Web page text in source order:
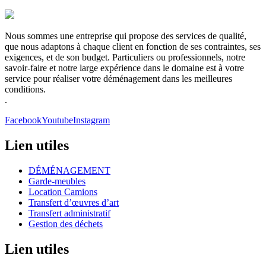
Nous sommes une entreprise qui propose des services de qualité,
que nous adaptons à chaque client en fonction de ses contraintes, ses
exigences, et de son budget. Particuliers ou professionnels, notre
savoir-faire et notre large expérience dans le domaine est à votre
service pour réaliser votre déménagement dans les meilleures
conditions.
.
FacebookYoutubeInstagram
Lien utiles
DÉMÉNAGEMENT
Garde-meubles
Location Camions
Transfert d’œuvres d’art
Transfert administratif
Gestion des déchets
Lien utiles